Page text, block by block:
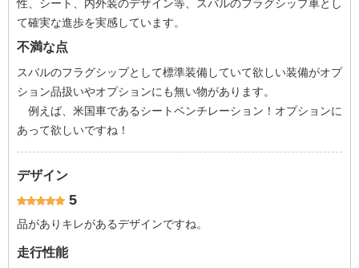
性、シート、内外装のデザイン等、スバルのフラグシップ車とし
て確実な進歩を実感しています。
不満な点
スバルのフラグシップとして標準装備していて欲しい装備がオプ
ション品扱いやオプションにも無い物があります。
例えば、米国車であるシートベンチレーション！オプションに
あって欲しいですね！
デザイン
5
品がありキレがあるデザインですね。
走行性能